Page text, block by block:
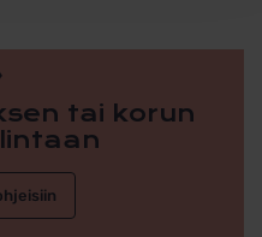
tai korun